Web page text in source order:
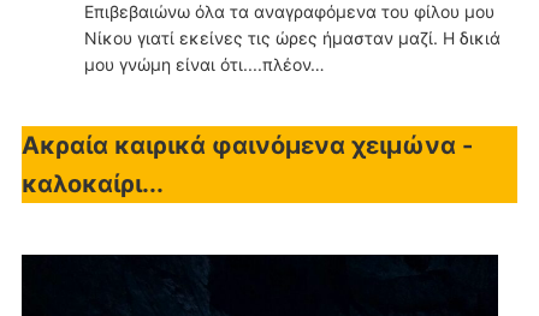
Επιβεβαιώνω όλα τα αναγραφόμενα του φίλου μου
Νίκου γιατί εκείνες τις ώρες ήμασταν μαζί. Η δικιά
μου γνώμη είναι ότι....πλέον…
Ακραία καιρικά φαινόμενα χειμώνα -
καλοκαίρι...